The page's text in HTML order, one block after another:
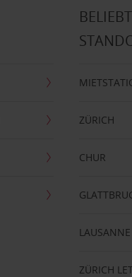
ZÜRICH
CHUR
LAUSANNE
ZÜRICH